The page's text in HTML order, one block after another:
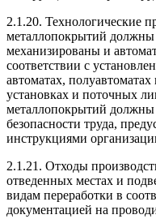
2.1.20. Технологические
металлопокрытий должны
механизированы и
соответствии с
автоматах,
установках и поточных
металлопокрытий должны
безопасности труда,
инструкциями
2.1.21. Отходы
отведенных местах и
видам переработки в
документацией на